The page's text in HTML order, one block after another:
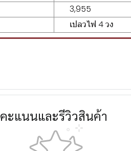
3,955
เปลวไฟ 4 วง
คะแนนและรีวิวสินค้า